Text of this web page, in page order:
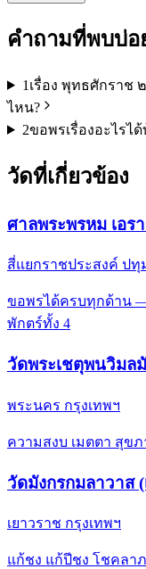
คำถามที่พบบ่อ
1 เรื่อง พุทธศักราช
ไหน?
2ขอพรเรื่องอะไรได้
วัดที่เกี่ยวข้อง
ศาลพระพรหม เอร
สี่แยกราชประสงค์ ปทุ
ขอพรได้ครบทุกด้าน
พักตร์ทั้ง 4
วัดพระเชตุพนวิมล
พระนคร กรุงเทพฯ
ความสงบ เมตตา สุข
วัดมังกรกมลาวาส (
เยาวราช กรุงเทพฯ
แก้ชง แก้ปีชง โชคลา